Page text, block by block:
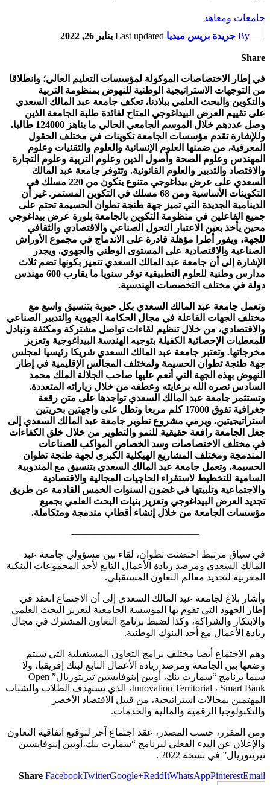
جامعات ومعاهد
By جريدة بريس ميديا Last updated يناير 26, 2022
Share
في إطار الاختصاصات الموكولة لمؤسسات التعليم العالي؛ وانطلاقا
من التوجهات الاستراتيجية الوطنية للنهوض بمنظومة التربية
والتكوين والبحث العلمي ببلادنا، تعكف جامعة عبد المالك السعدي
على تقييم العرض البيداغوجي المتاح لفائدة طلبة الجامعة الذين
وصل عددهم خلال الموسم الجامعي الحالي ما يناهز
124000 طالبا.
وللإشارة تقدم مؤسسات الجامعة تكوينات في مختلف الحقول
المعرفية، من ضمنها العلوم الإنسانية والعلوم والتقنيات وعلوم
المهندس وعلوم الصحة وأصول الدين وعلوم التربية وعلوم التجارة
والاقتصاد والتدبير والعلوم القانونية. وتتوفر جامعة عبد المالك
السعدي على عرض بيداغوجي متنوع يتكون من 220 مسلك في
التكوينات الأساسية ومن 68
مسلك في التكوين المستمر. غير أن
الدينامية الجديدة التي تميز جهة طنجة تطوان الحسيمة تحتم على
جميع الفاعلين في منظومة التكوين بالجامعة بلورة عرض بيداغوجي
محين يأخذ بعين الاعتبار التحول الصناعي والاقتصادي والثقافي
للجهة، ويفور أطرا مؤهلة قادرة على الاندماج في مجموع الأوراش
الصناعية والاقتصادية على المستوى الوطني والجهوي. ويجدر
الإشارة إلى أن جامعة عبد المالك السعدي تتميز بكونها تضم ثلاث
مدارس وطنية للعلوم التطبيقية توفر سنويا ما
يقارب 600 مهندس
دولة في مختلف التخصصات الهندسية.
وتعمل جامعة عبد المالك السعدي بكل حيوية بتنسيق واسع مع
مختلف الجهات الفاعلة في مجال الحكامة الجهوية والتدبير الصناعي
والاقتصادي، من خلال تنظيم لقاءات تواصل مشتركة ومكثفة وتبادل
للمعطيات الإحصائية الكفيلة بتوجيه الهندسة البيداغوجية وتعزيز
مخرجاتها. وتعتبر جامعة عبد المالك السعدي شريكا رئيسيا لمجلس
جهة طنجة تطوان الحسيمة ولمختلف المجالس الإقليمية في إطار
النهوض بهذه الجهة التي أنعم عليها صاحب الجلالة الملك محمد
السادس نصره الله برعايته وعطفه من خلال زياراته المتعددة.
وتستثمر جامعة عبد المالك السعدي تواجدها على متن رقعة
جغرافية تفوق 17000 كلم مربعا وتطل على واجهتين بحريتين
استراتيجيتين. ويرمي مشروع تطوير جامعة عبد المالك السعدي إلى
جعل الجامعة رافعة حقيقية للنمو والتطوير من خلال خلق الكفاءات
في مختلف الاختصاصات وسد الخصاص المواكب للصناعات
المندمجة ومختلف المشاريع الهيكلية الكبرى لجهة طنجة تطوان
الحسيمة. وتعمل جامعة عبد المالك السعدي بتنسيق مع المندوبية
السامية للتخطيط لاستقراء الحاجيات المجالية والاقتصادية
والاجتماعية وتلبيتها في غضون السنوات الخمس القادمة عن طريق
تجديد العرض البيداغوجي وتعزيز بنيات البحث العلمي بجميع
مؤسسات الجامعة من خلال إنشاء أقطاب مندمجة ومتكاملة.
—————————————-
في سياق مرتبط احتضنت تطوان، لقاء بين مسؤولي جامعة عبد
المالك السعدي ومرصد ريادة الأعمال التابع لأحد المجموعات البنكية
المغربية لتحديد معالم التعاون المستقبلي.
وأشار بلاغ لجامعة عبد المالك السعدي إلى أن الاجتماع انعقد في
إطار الجهود التي تقوم بها المؤسسة الجامعية لتعزيز البحث العلمي
والابتكار والشراكة، وكذا لضبط برنامج التعاون المشترك في مجال
ريادة الأعمال مع أحد البنوك الوطنية.
وهم الاجتماع أيضا مختلف برامج التعاون المستقبلية التي سيتم
وضعها بين الجامعة ومرصد ريادة الأعمال التابع لبنك إفريقيا، ولا
سيما برنامج “سمارت بنك، أوبين إينوفايشين تيريتوريال” Open
Innovation Territorial ، Smart Bank، الذي يستهدف الطلاب والشباب
المهتمين بمجالات استراتيجية، من قبيل الاقتصاد الأخضر
والتكنولوجيا الرقمية والمالية والخدمات.
ومن المقرر، حسب المصدر، عقد اجتماع آخر لتوقيع اتفاقية التعاون
والإعلان عن البدء الفعلي لبرنامج “سمارت بنك،أوبين إينوفايشين
تيريتوريال” في نسخة 2022 .
Share FacebookTwitterGoogle+ReddItWhatsAppPinterestEmail